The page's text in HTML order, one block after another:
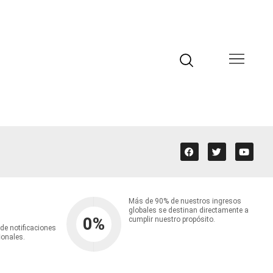
notificaciones
0%
Más de 90% de nuestros ingresos
globales se destinan directamente a
cumplir nuestro propósito.